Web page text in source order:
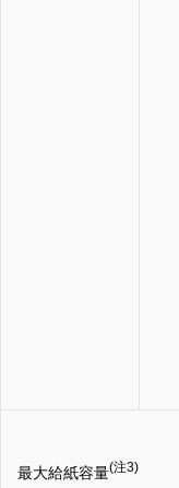
最大給紙容量(注3)